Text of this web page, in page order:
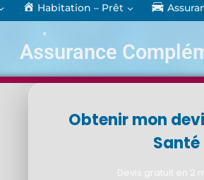
Habitation – Prêt
Assurance
Obtenir mon
Santé
Devis gratuit en 2